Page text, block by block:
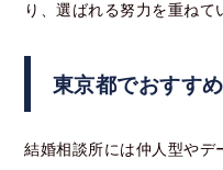
り、選ばれる努力を重ねて
東京都でおすす
結婚相談所には仲人型やデ